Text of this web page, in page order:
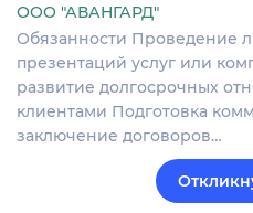
ООО "АВАНГАРД"
Обязанности Проведение
презентаций услуг или
развитие долгосрочных
клиентами Подготовка
заключение договоров…